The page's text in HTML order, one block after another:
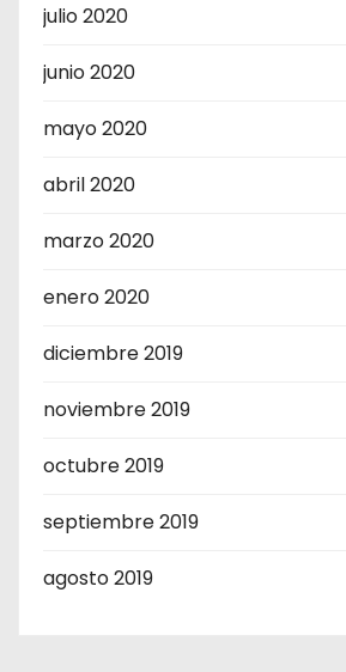
julio 2020
junio 2020
mayo 2020
abril 2020
marzo 2020
enero 2020
diciembre 2019
noviembre 2019
octubre 2019
septiembre 2019
agosto 2019